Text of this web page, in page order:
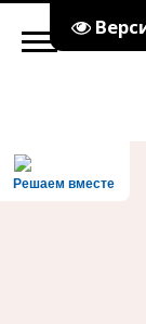
Решаем вместе